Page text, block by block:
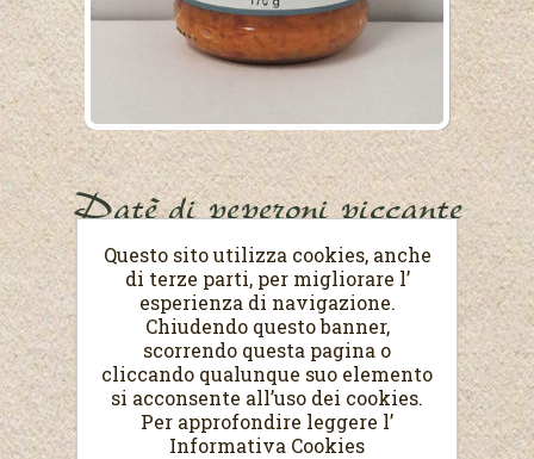
Patè di peperoni piccante
Peso netto 170 g
€4,50
(Prezzo al Kg. €26,47)
Questo sito utilizza cookies, anche
di terze parti, per migliorare l’
esperienza di navigazione.
Chiudendo questo banner,
scorrendo questa pagina o
cliccando qualunque suo elemento
si acconsente all’uso dei cookies.
Per approfondire leggere l’
Informativa Cookies